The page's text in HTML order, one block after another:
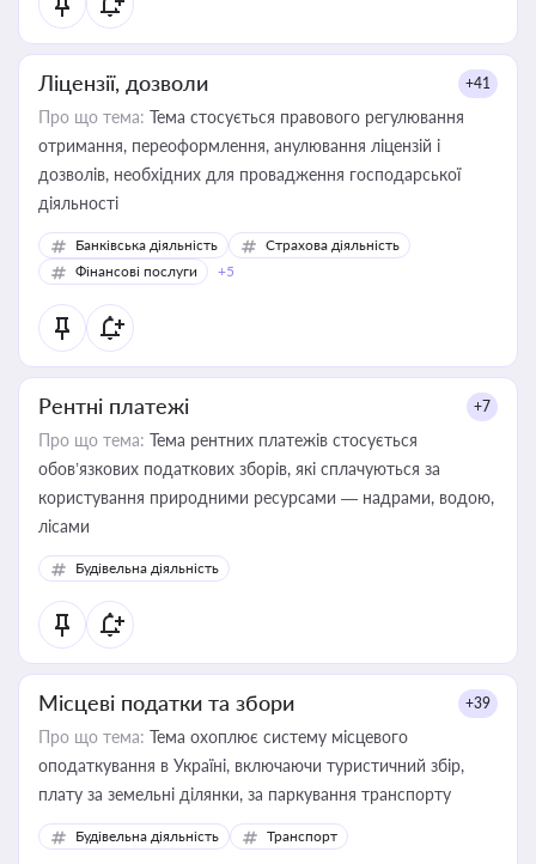
Ліцензії, дозволи +41
Про що тема: Тема стосується правового регулювання
отримання, переоформлення, анулювання ліцензій і
дозволів, необхідних для провадження господарської
діяльності
Банківська діяльність
Страхова діяльність
Фінансові послуги
+5
Рентні платежі +7
Про що тема: Тема рентних платежів стосується
обов’язкових податкових зборів, які сплачуються за
користування природними ресурсами — надрами, водою,
лісами
Будівельна діяльність
Місцеві податки та збори +39
Про що тема: Тема охоплює систему місцевого
оподаткування в Україні, включаючи туристичний збір,
плату за земельні ділянки, за паркування транспорту
Будівельна діяльність Транспорт